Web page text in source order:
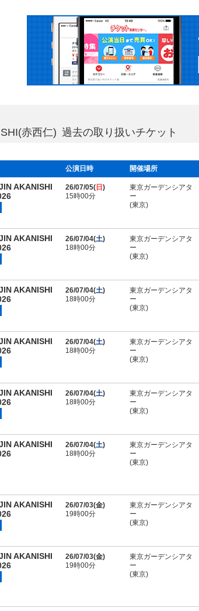
赤西仁) 過去の取り扱いチケット
公演日時 開催場所
AKANISHI
26/07/05( 日 )
15時00分
東京ガーデンシアタ
ー
(東京)
AKANISHI
26/07/04(土)
18時00分
東京ガーデンシアタ
ー
(東京)
AKANISHI
26/07/04(土)
18時00分
東京ガーデンシアタ
ー
(東京)
AKANISHI
26/07/04(土)
18時00分
東京ガーデンシアタ
ー
(東京)
AKANISHI
26/07/04(土)
18時00分
東京ガーデンシアタ
ー
(東京)
AKANISHI
26/07/04(土)
18時00分
東京ガーデンシアタ
ー
(東京)
AKANISHI
26/07/03(金)
19時00分
東京ガーデンシアタ
ー
(東京)
AKANISHI
26/07/03(金)
19時00分
東京ガーデンシアタ
ー
(東京)